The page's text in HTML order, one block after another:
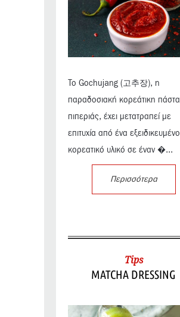
Το Gochujang (고추장), η
παραδοσιακή κορεάτικη πάστα
πιπεριάς, έχει μετατραπεί με
επιτυχία από ένα εξειδικευμένο
κορεατικό υλικό σε έναν �...
Περισσότερα
Tips
MATCHA DRESSING